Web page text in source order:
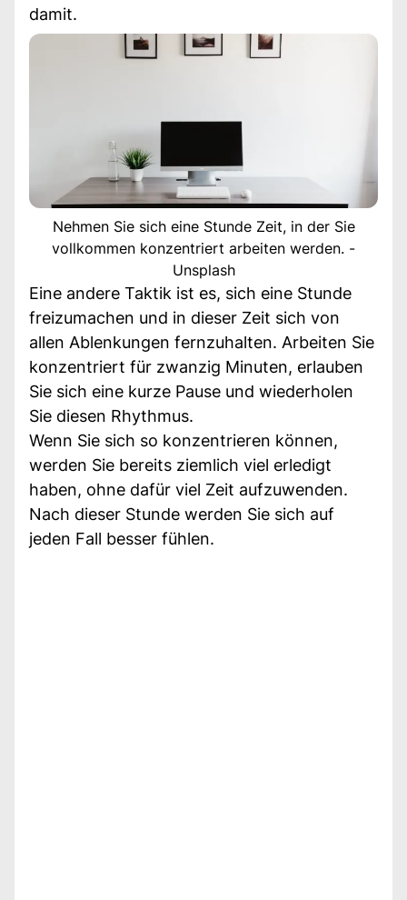
damit.
Nehmen Sie sich eine Stunde Zeit, in der Sie
vollkommen konzentriert arbeiten werden. -
Unsplash
Eine andere Taktik ist es, sich eine Stunde
freizumachen und in dieser Zeit sich von
allen Ablenkungen fernzuhalten. Arbeiten Sie
konzentriert für zwanzig Minuten, erlauben
Sie sich eine kurze Pause und wiederholen
Sie diesen Rhythmus.
Wenn Sie sich so konzentrieren können,
werden Sie bereits ziemlich viel erledigt
haben, ohne dafür viel Zeit aufzuwenden.
Nach dieser Stunde werden Sie sich auf
jeden Fall besser fühlen.